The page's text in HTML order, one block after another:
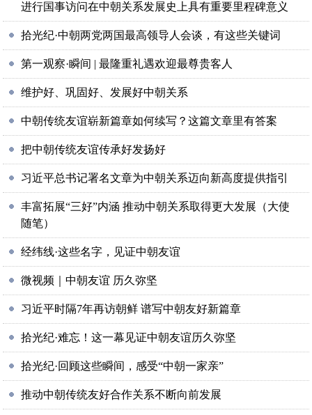
进行国事访问在中朝关系发展史上具有重要里程碑意义
拾光纪·中朝两党两国最高领导人会谈，有这些关键词
第一观察·瞬间 | 最隆重礼遇欢迎最尊贵客人
维护好、巩固好、发展好中朝关系
中朝传统友谊崭新篇章如何续写？这篇文章里有答案
把中朝传统友谊传承好发扬好
习近平总书记署名文章为中朝关系迈向新高度提供指引
丰富拓展“三好”内涵 推动中朝关系取得更大发展（大使
随笔）
经纬线·这些名字，见证中朝友谊
微视频｜中朝友谊 历久弥坚
习近平时隔7年再访朝鲜 谱写中朝友好新篇章
拾光纪·难忘！这一幕见证中朝友谊历久弥坚
拾光纪·回顾这些瞬间，感受“中朝一家亲”
推动中朝传统友好合作关系不断向前发展